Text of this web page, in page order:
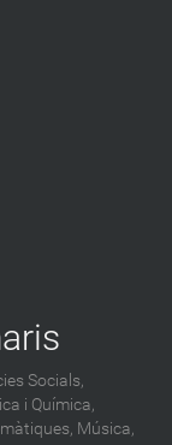
Socials,
i Química,
Música,